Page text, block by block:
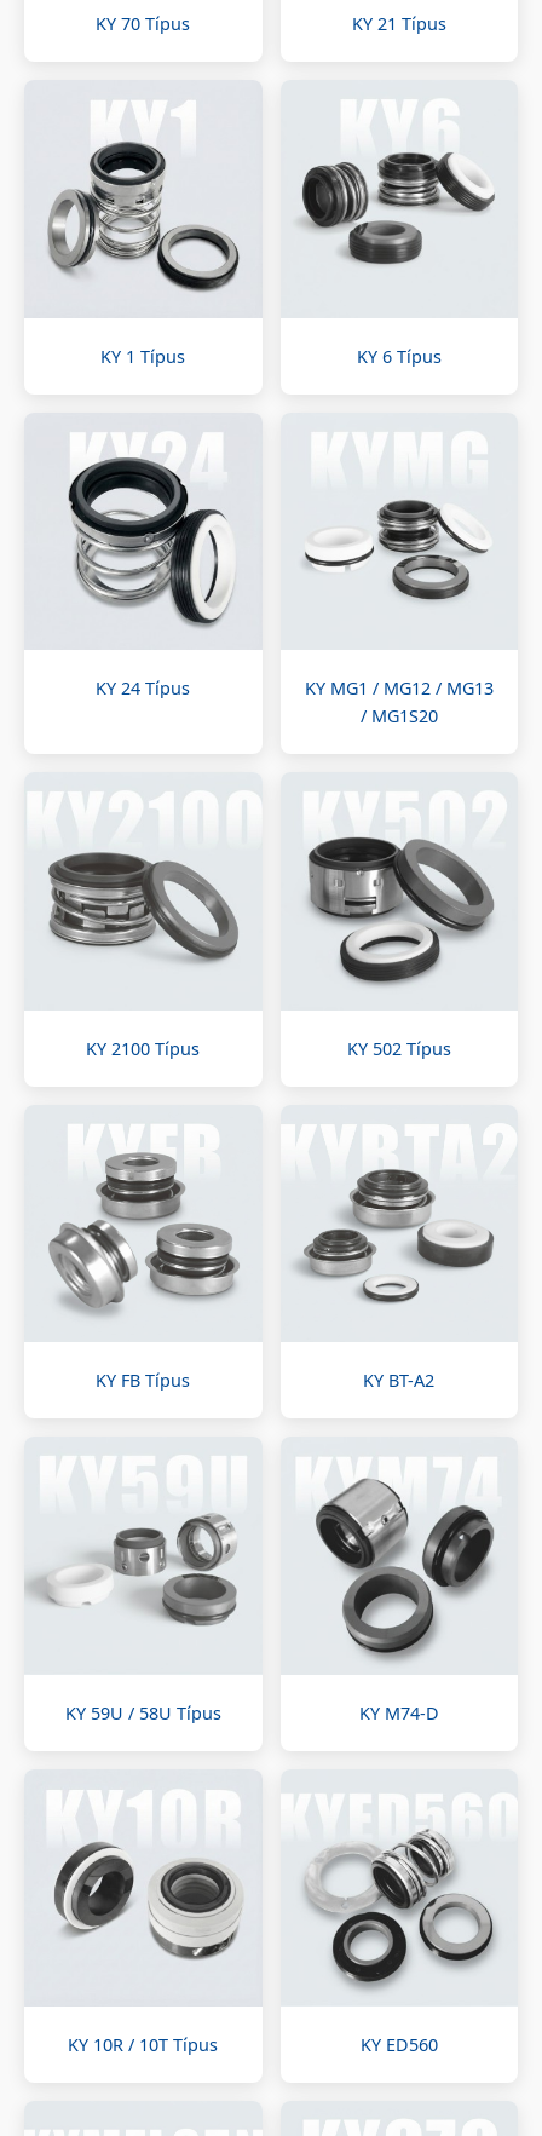
KY 70 Típus KY 21 Típus
KY 1 Típus KY 6 Típus
KY 24 Típus
KY MG1 / MG12 / MG13
/ MG1S20
KY 2100 Típus KY 502 Típus
KY FB Típus KY BT-A2
KY 59U / 58U Típus KY M74-D
KY 10R / 10T Típus KY ED560